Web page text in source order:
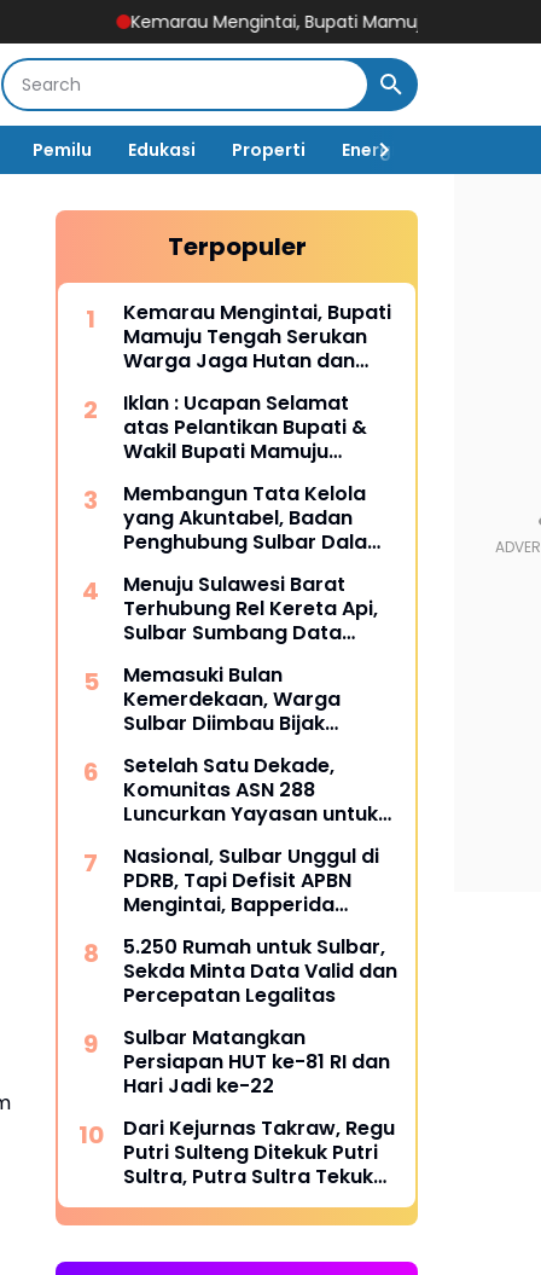
Kemarau Mengintai, Bupati Mamuju Tengah Serukan Warga
Pemilu Edukasi Properti Energi
Terpopuler
Kemarau Mengintai, Bupati
Mamuju Tengah Serukan
Warga Jaga Hutan dan
Iklan : Ucapan Selamat
atas Pelantikan Bupati &
Wakil Bupati Mamuju
Membangun Tata Kelola
yang Akuntabel, Badan
Penghubung Sulbar Dalami
Jasa
Menuju Sulawesi Barat
Terhubung Rel Kereta Api,
Sulbar Sumbang Data
Memasuki Bulan
Kemerdekaan, Warga
Sulbar Diimbau Bijak
Setelah Satu Dekade,
Komunitas ASN 288
Luncurkan Yayasan untuk
Kesehatan
Nasional, Sulbar Unggul di
PDRB, Tapi Defisit APBN
Mengintai, Bapperida
5.250 Rumah untuk Sulbar,
Sekda Minta Data Valid dan
Percepatan Legalitas
Sulbar Matangkan
Persiapan HUT ke-81 RI dan
Hari Jadi ke-22
Dari Kejurnas Takraw, Regu
Putri Sulteng Ditekuk Putri
Sultra, Putra Sultra Tekuk
Putra Sulteng